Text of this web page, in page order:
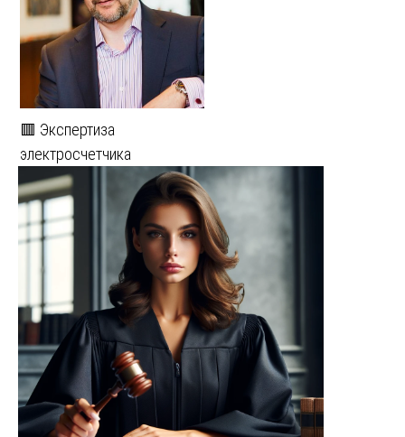
🟥 Экспертиза
электросчетчика